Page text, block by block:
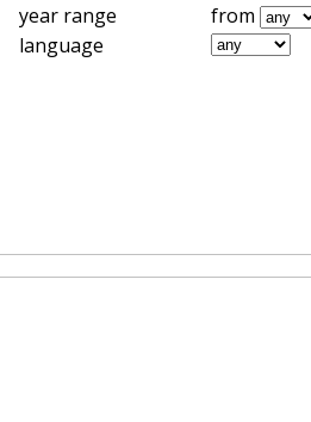
year range
from
language